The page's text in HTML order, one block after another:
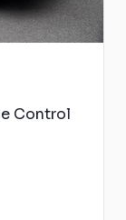
Control